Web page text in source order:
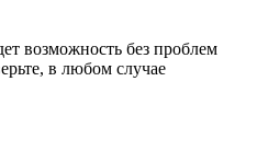
возможность без проблем
в любом случае